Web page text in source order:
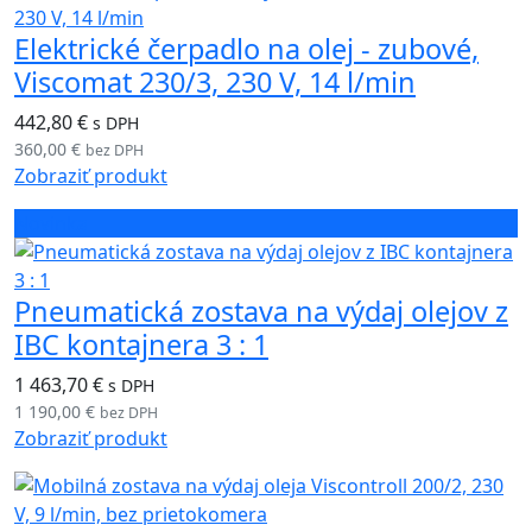
Elektrické čerpadlo na olej - zubové,
Viscomat 230/3, 230 V, 14 l/min
442,80 € s DPH
360,00 € bez DPH
Zobraziť produkt
Pneumatická zostava na výdaj olejov z
IBC kontajnera 3 : 1
1 463,70 € s DPH
1 190,00 € bez DPH
Zobraziť produkt